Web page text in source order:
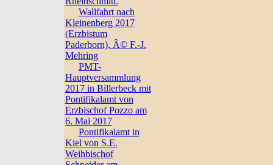
Wallfahrt nach
Kleinenberg 2017
(Erzbistum
Paderborn), Â© F.-J.
Mehring
PMT-
Hauptversammlung
2017 in Billerbeck mit
Pontifikalamt von
Erzbischof Pozzo am
6. Mai 2017
Pontifikalamt in
Kiel von S.E.
Weihbischof